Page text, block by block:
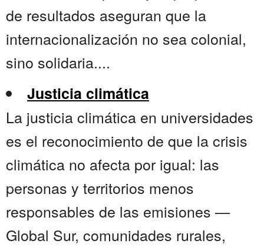
de resultados aseguran que la
internacionalización no sea colonial,
sino solidaria....
Justicia climática
La justicia climática en universidades
es el reconocimiento de que la crisis
climática no afecta por igual: las
personas y territorios menos
responsables de las emisiones —
Global Sur, comunidades rurales,